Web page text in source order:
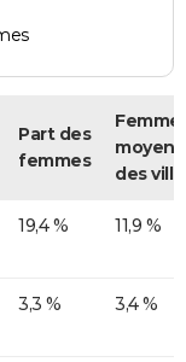
Part des
femmes
des
19,4 % 11,9 %
3,3 % 3,4 %